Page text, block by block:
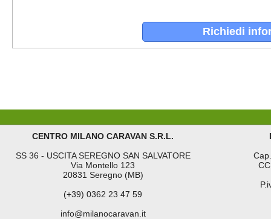
Richiedi
CENTRO MILANO CARAVAN S.R.L.
SS 36 - USCITA SEREGNO SAN SALVATORE
Via Montello 123
20831 Seregno (MB)
(+39) 0362 23 47 59
info@milanocaravan.it